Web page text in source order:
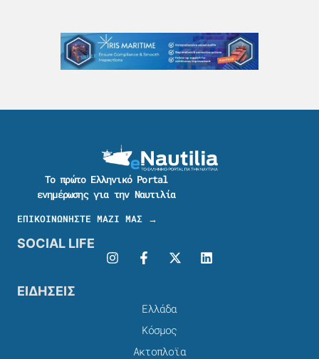
Το πρώτο Ελληνικό Portal
ενημέρωσης για την Ναυτιλία
ΕΠΙΚΟΙΝΩΝΗΣΤΕ ΜΑΖΙ ΜΑΣ →
SOCIAL LIFE
ΕΙΔΗΣΕΙΣ
Ελλάδα
Κόσμος
Ακτοπλοϊα